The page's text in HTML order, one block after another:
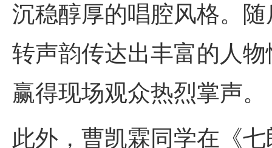
沉稳醇厚的唱腔风格。
转声韵传达出丰富的人
赢得现场观众热烈掌声。
此外，曹凯霖同学在《